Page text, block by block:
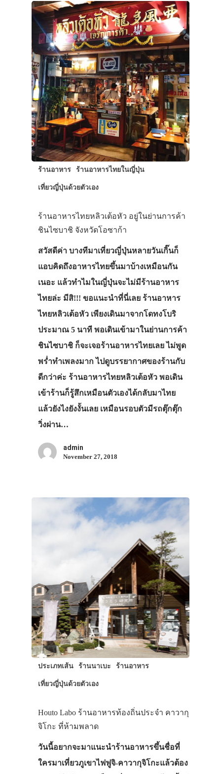
ร้านอาหาร ร้านอาหารไทยในญี่ปุ่น
เที่ยวญี่ปุ่นด้วยตัวเอง
ร้านอาหารไทยหลิวเต้อหัว อยู่ในย่านการค้า
ชินไซบาชิ จังหวัดโอซาก้า
สวัสดีค่า บางทีมาเที่ยวญี่ปุ่นหลายวันเกิ๊นก็
แอบคิดถึงอาหารไทยขึ้นมาบ้างเหมือนกัน
เนอะ แล้วทำไมในญี่ปุ่นจะไม่มีร้านอาหาร
ไทยล่ะ มีสิ!!! ขอแนะนำที่นี่เลย ร้านอาหาร
ไทยหลิวเต้อหัว เพียงเดินมาจากโดทงโบริ
ประมาณ 5 นาที พอเดินเข้ามาในย่านการค้า
ชินไซบาชิ ก็จะเจอร้านอาหารไทยเลย ไม่พูด
พร่ำทำเพลงมาก ไปดูบรรยากาศของร้านกับ
ดีกว่าค่ะ ร้านอาหารไทยหลิวเต้อหัว พอเดิน
เข้าร้านก็รู้สึกเหมือนตัวเองได้กลับมาไทย
แล้วยังไงยังงั้นเลย เหมือนรอบตัวมีรถตุ๊กตุ๊ก
วิ่งผ่าน…
admin
November 27, 2018
ประเภทเส้น ร้านนาเบะ ร้านอาหาร
เที่ยวญี่ปุ่นด้วยตัวเอง
Houto Labo ร้านอาหารท้องถิ่นประจำ คาวากุ
จิโกะ ที่ห้ามพลาด
วันนี้อยากจะมาแนะนำร้านอาหารขึ้นชื่อที่
ใครมาเที่ยวภูเขาไฟฟูจิ‐คาวากุจิโกะแล้วต้อง